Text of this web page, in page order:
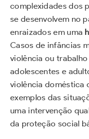
complexidades dos
se desenvolvem no
enraizados em uma
Casos de infâncias
violência ou
adolescentes e
violência doméstica
exemplos das
uma intervenção
da proteção social